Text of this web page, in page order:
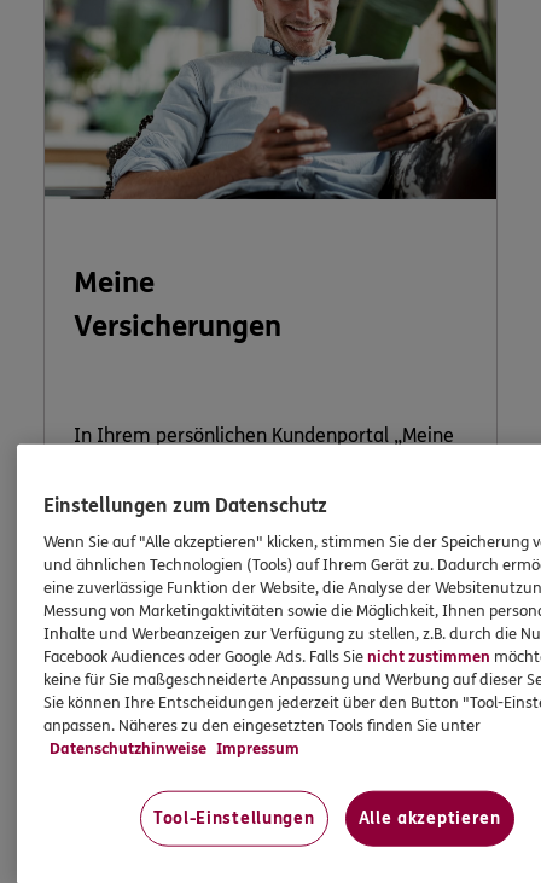
Meine
Versicherungen
In Ihrem persönlichen Kundenportal „Meine
Versicherungen bequem online verwalten.
Jetzt informieren
Einstellungen zum Datenschutz
Wenn Sie auf "Alle akzeptieren" klicken, stimmen Sie der Speicherung
und ähnlichen Technologien (Tools) auf Ihrem Gerät zu. Dadurch
eine zuverlässige Funktion der Website, die Analyse der
Messung von Marketingaktivitäten sowie die Möglichkeit, Ihnen
Inhalte und Werbeanzeigen zur Verfügung zu stellen, z.B. durch die
Facebook Audiences oder Google Ads. Falls Sienicht zustimmen
keine für Sie maßgeschneiderte Anpassung und Werbung auf dieser
Sie können Ihre Entscheidungen jederzeit über den Button "Tool-
anpassen. Näheres zu den eingesetzten Tools finden Sie unter
Datenschutzhinweise Impressum
Tool-Einstellungen Alle akzeptieren